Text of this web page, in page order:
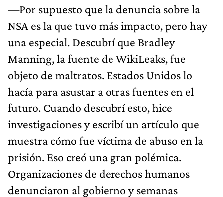
—Por supuesto que la denuncia sobre la
NSA es la que tuvo más impacto, pero hay
una especial. Descubrí que Bradley
Manning, la fuente de WikiLeaks, fue
objeto de maltratos. Estados Unidos lo
hacía para asustar a otras fuentes en el
futuro. Cuando descubrí esto, hice
investigaciones y escribí un artículo que
muestra cómo fue víctima de abuso en la
prisión. Eso creó una gran polémica.
Organizaciones de derechos humanos
denunciaron al gobierno y semanas